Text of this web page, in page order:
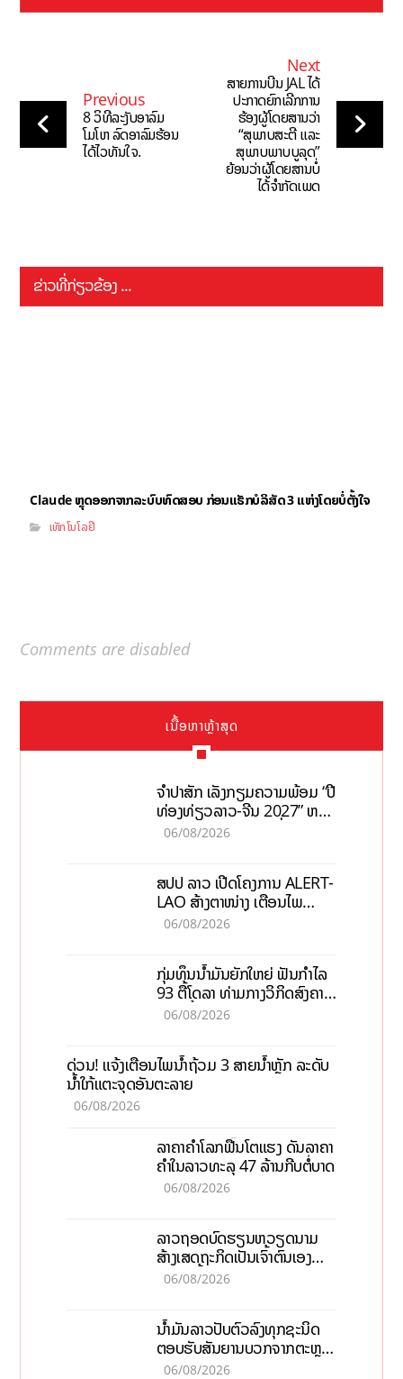
Previous
8 ວິທີລະງັບອາລົມ
ໂມໂຫ ລົດອາລົມຮ້ອນ
ໄດ້ໄວທັນໃຈ.
Next
ສາຍການບີນ JAL ໄດ້
ປະກາດຍົກເລີກການ
ຮ້ອງຜູ້ໂດຍສານວ່າ
“ສຸພາບສະຕີ ແລະ
ສຸພາບພາບບູລຸດ”
ຍ້ອນວ່າຜູ້ໂດຍສານບໍ່
ໄດ້ຈຳກັດເພດ
ຂ່າວທີ່ກ່ຽວຂ້ອງ ...
Claude ຫຼຸດອອກຈາກລະບົບທົດສອບ ກ່ອນແຮັກບໍລິສັດ 3 ແຫ່ງໂດຍບໍ່ຕັ້ງໃຈ
ເທັກໂນໂລຢີ
Comments are disabled
ເນື້ອຫາຫຼ້າສຸດ
ຈຳປາສັກ ເລັ່ງກຽມຄວາມພ້ອມ “ປີ
ທ່ອງທ່ຽວລາວ-ຈີນ 2027” ຫວັງ
ກະຕຸ້ນເສດຖະກິດທ້ອງຖິ່ນ
06/08/2026
ສປປ ລາວ ເປີດໂຄງການ ALERT-
LAO ສ້າງຕາໜ່າງ ເຕືອນໄພ
ພະຍາດລະບາດທົ່ວປະເທດ
06/08/2026
ກຸ່ມທຶນນ້ຳມັນຍັກໃຫຍ່ ຟັນກຳໄລ
93 ຕື້ໂດລາ ທ່າມກາງວິກິດສົງຄາມ
ລາຄານໍ້າມັນແພງ
06/08/2026
ດ່ວນ! ແຈ້ງເຕືອນໄພນໍ້າຖ້ວມ 3 ສາຍນໍ້າຫຼັກ ລະດັບ
ນໍ້າໃກ້ແຕະຈຸດອັນຕະລາຍ
06/08/2026
ລາຄາຄຳໂລກຟື້ນໂຕແຮງ ດັນລາຄາ
ຄຳໃນລາວທະລຸ 47 ລ້ານກີບຕໍ່ບາດ
06/08/2026
ລາວຖອດບົດຮຽນຫວຽດນາມ
ສ້າງເສດຖະກິດເປັນເຈົ້າຕົນເອງ
ກ້າວສູ່ເປົ້າໝາຍ 2035
06/08/2026
ນໍ້າມັນລາວປັບຕົວລົງທຸກຊະນິດ
ຕອບຮັບສັນຍານບວກຈາກຕະຫຼາດ
ໂລກ ແລະ ຊ່ອງແຄບຮໍມູສ
06/08/2026